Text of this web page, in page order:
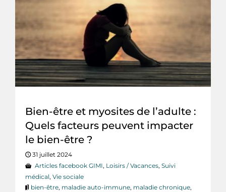
Bien-être et myosites de l’adulte :
Quels facteurs peuvent impacter
le bien-être ?
31 juillet 2024
Articles facebook GIMI, Loisirs / Vacances, Suivi
médical, Vie sociale
bien-être, maladie auto-immune, maladie chronique,